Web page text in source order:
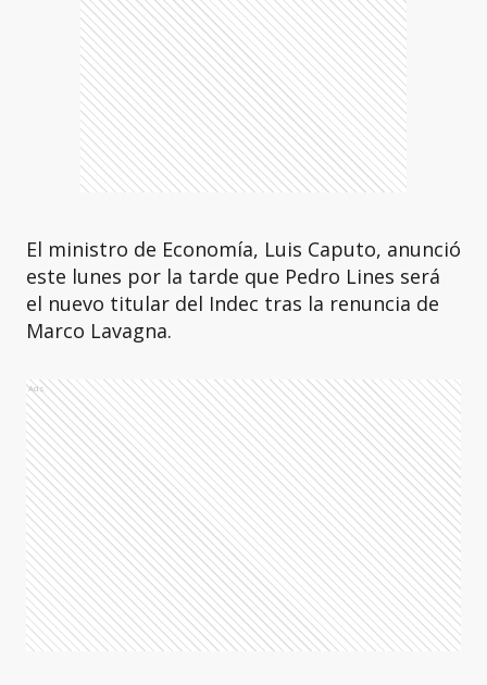
El ministro de Economía, Luis Caputo, anunció
este lunes por la tarde que Pedro Lines será
el nuevo titular del Indec tras la renuncia de
Marco Lavagna.
Ads